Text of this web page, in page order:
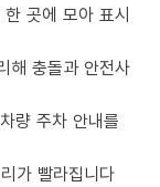
곳에 모아 표시
해 충돌과 안전사
량 주차 안내를
가 빨라집니다